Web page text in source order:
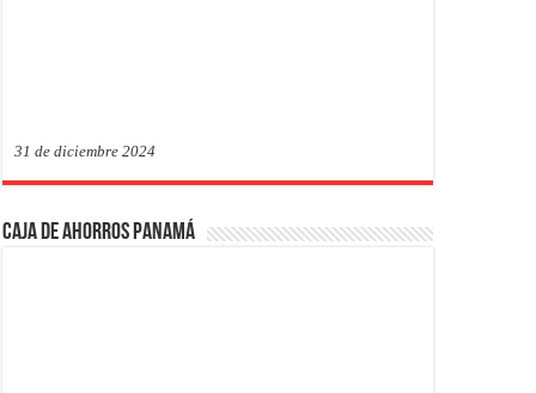
31 de diciembre 2024
Caja de Ahorros Panamá